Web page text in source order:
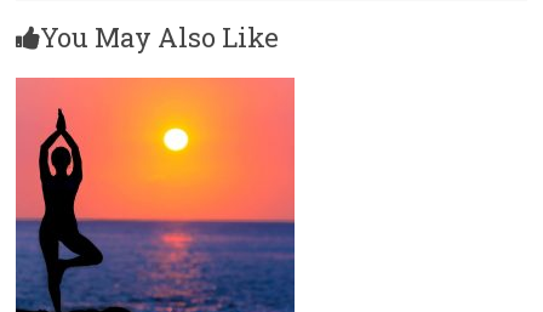
You May Also Like